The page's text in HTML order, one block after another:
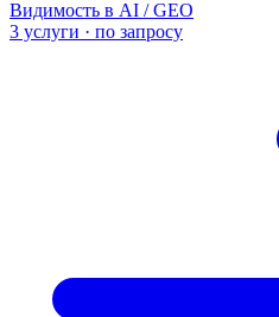
Видимость в AI / GEO
3 услуги · по запросу